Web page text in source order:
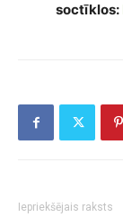
soctīklos:
Iepriekšējais raksts